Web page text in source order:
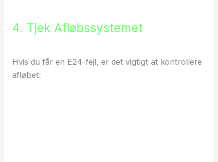
4. Tjek Afløbssystemet
Hvis du får en E24-fejl, er det vigtigt at kontrollere
afløbet: